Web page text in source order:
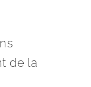
de la